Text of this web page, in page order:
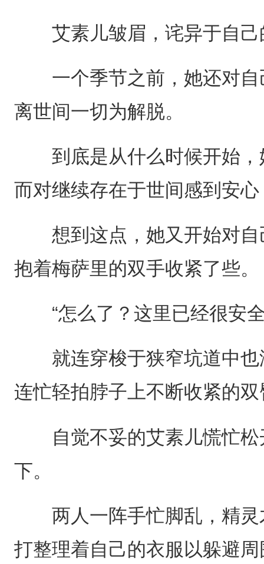
艾素儿皱眉，诧异于自己
一个季节之前，她还对自
离世间一切为解脱。
到底是从什么时候开始，
而对继续存在于世间感到安心
想到这点，她又开始对自
抱着梅萨里的双手收紧了些。
“怎么了？这里已经很安全
就连穿梭于狭窄坑道中也
连忙轻拍脖子上不断收紧的双
自觉不妥的艾素儿慌忙松
下。
两人一阵手忙脚乱，精灵
打整理着自己的衣服以躲避